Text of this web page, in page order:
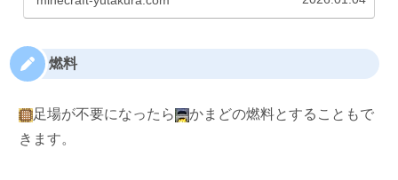
り...
燃料
足場が不要になったら
かまどの燃料とすることもで
きます。